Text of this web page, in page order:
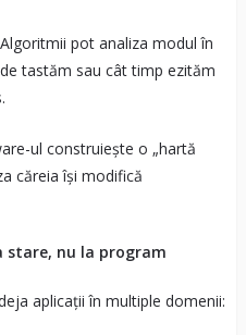
Algoritmii pot analiza modul în
tastăm sau cât timp ezităm
ul construiește o „hartă
căreia își modifică
stare, nu la program
aplicații în multiple domenii: